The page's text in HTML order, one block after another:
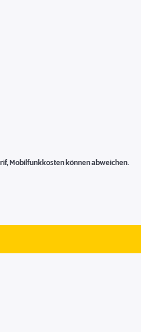
Mobilfunkkosten können abweichen.